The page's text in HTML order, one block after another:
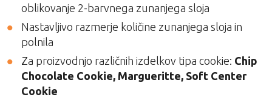
oblikovanje 2-barvnega zunanjega sloja
Nastavljivo razmerje količine zunanjega sloja in
polnila
Za proizvodnjo različnih izdelkov tipa cookie: Chip
Chocolate Cookie, Margueritte, Soft Center
Cookie